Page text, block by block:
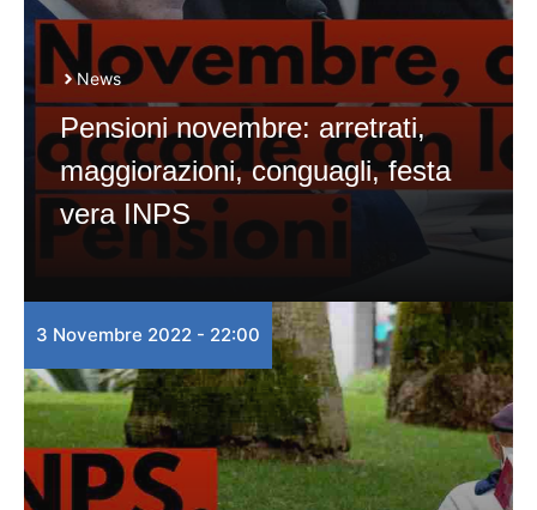
News
Pensioni novembre: arretrati,
maggiorazioni, conguagli, festa
vera INPS
3 Novembre 2022 - 22:00